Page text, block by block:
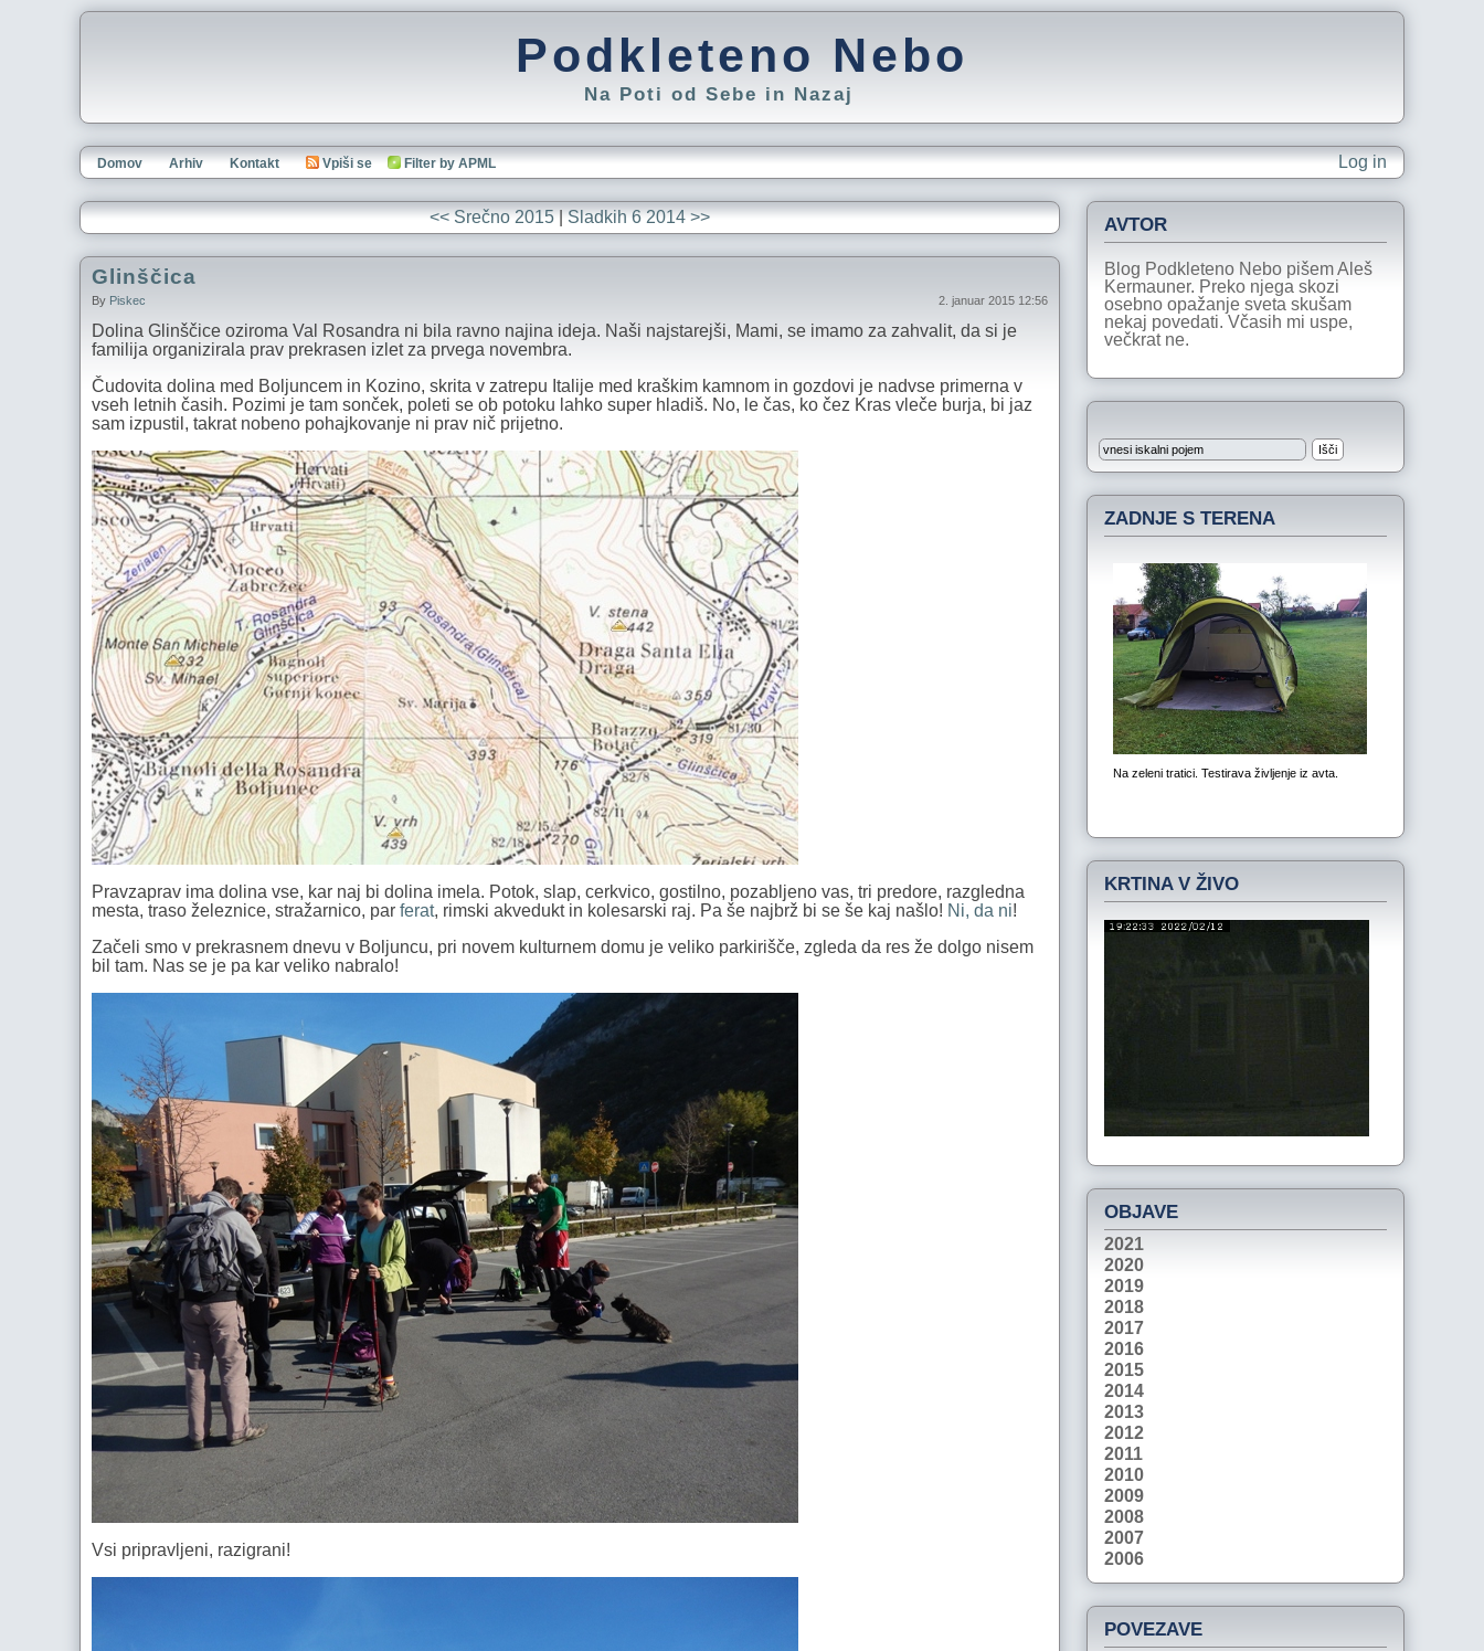
Podkleteno Nebo
Na Poti od Sebe in Nazaj
Log in
Domov Arhiv Kontakt Vpiši se Filter by APML
<< Srečno 2015|Sladkih 6 2014 >>
Glinščica
By Piskec 2. januar 2015 12:56
Dolina Glinščice oziroma Val Rosandra ni bila ravno najina ideja. Naši najstarejši, Mami, se imamo za zahvalit, da si je
familija organizirala prav prekrasen izlet za prvega novembra.
Čudovita dolina med Boljuncem in Kozino, skrita v zatrepu Italije med kraškim kamnom in gozdovi je nadvse primerna v
vseh letnih časih. Pozimi je tam sonček, poleti se ob potoku lahko super hladiš. No, le čas, ko čez Kras vleče burja, bi jaz
sam izpustil, takrat nobeno pohajkovanje ni prav nič prijetno.
Pravzaprav ima dolina vse, kar naj bi dolina imela. Potok, slap, cerkvico, gostilno, pozabljeno vas, tri predore, razgledna
mesta, traso železnice, stražarnico, par ferat, rimski akvedukt in kolesarski raj. Pa še najbrž bi se še kaj našlo! Ni, da ni!
Začeli smo v prekrasnem dnevu v Boljuncu, pri novem kulturnem domu je veliko parkirišče, zgleda da res že dolgo nisem
bil tam. Nas se je pa kar veliko nabralo!
Vsi pripravljeni, razigrani!
AVTOR
Blog Podkleteno Nebo pišem Aleš
Kermauner. Preko njega skozi
osebno opažanje sveta skušam
nekaj povedati. Včasih mi uspe,
večkrat ne.
ZADNJE S TERENA
KRTINA V ŽIVO
OBJAVE
2021
2020
2019
2018
2017
2016
2015
2014
2013
2012
2011
2010
2009
2008
2007
2006
POVEZAVE